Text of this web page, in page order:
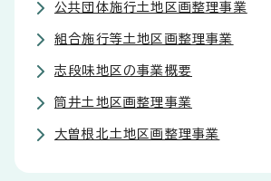
公共団体施行土地区画整理事業
組合施行等土地区画整理事業
志段味地区の事業概要
筒井土地区画整理事業
大曽根北土地区画整理事業